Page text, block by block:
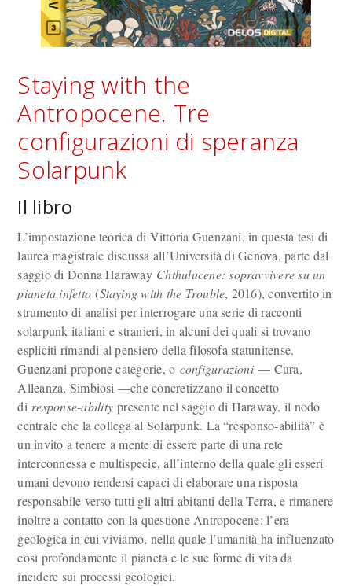
Staying with the
Antropocene. Tre
configurazioni di speranza
Solarpunk
Il libro
L’impostazione teorica di Vittoria Guenzani, in questa tesi di
laurea magistrale discussa all’Università di Genova, parte dal
saggio di Donna Haraway Chthulucene: sopravvivere su un
pianeta infetto(Staying with the Trouble, 2016), convertito in
strumento di analisi per interrogare una serie di racconti
solarpunk italiani e stranieri, in alcuni dei quali si trovano
espliciti rimandi al pensiero della filosofa statunitense.
Guenzani propone categorie, o configurazioni— Cura,
Alleanza, Simbiosi —che concretizzano il concetto
di response-abilitypresente nel saggio di Haraway, il nodo
centrale che la collega al Solarpunk. La “responso-abilità” è
un invito a tenere a mente di essere parte di una rete
interconnessa e multispecie, all’interno della quale gli esseri
umani devono rendersi capaci di elaborare una risposta
responsabile verso tutti gli altri abitanti della Terra, e rimanere
inoltre a contatto con la questione Antropocene: l’era
geologica in cui viviamo, nella quale l’umanità ha influenzato
così profondamente il pianeta e le sue forme di vita da
incidere sui processi geologici.